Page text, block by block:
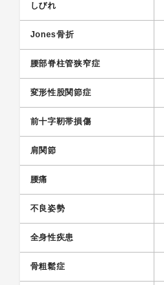
しびれ
Jones骨折
腰部脊柱管狭窄症
変形性股関節症
前十字靭帯損傷
肩関節
腰痛
不良姿勢
全身性疾患
骨粗鬆症